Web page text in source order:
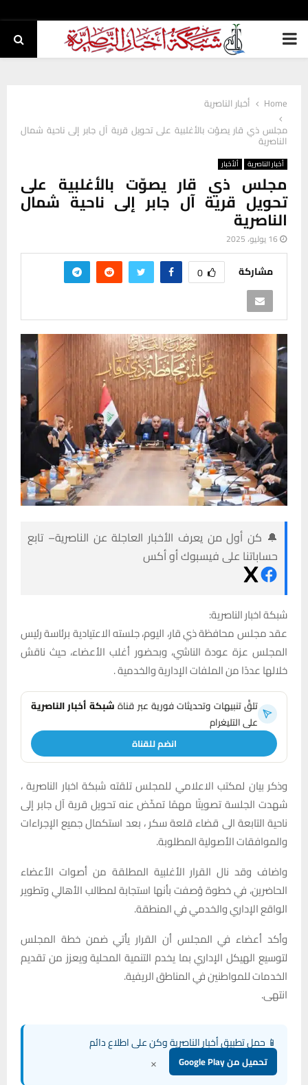
PRIMARY
Home
أخبار الناصرية
مجلس ذي قار يصوّت بالأغلبية على تحويل قرية آل جابر إلى ناحية شمال
الناصرية
أخبار الناصرية ألأخبار
مجلس ذي قار يصوّت بالأغلبية على
تحويل قرية آل جابر إلى ناحية شمال
الناصرية
16 يوليو، 2025
مشاركة 0
🔔 كن أول من يعرف الأخبار العاجلة عن الناصرية– تابع
حساباتنا على فيسبوك أو أكس
شبكة اخبار الناصرية:
عقد مجلس محافظة ذي قار، اليوم، جلسته الاعتيادية برئاسة رئيس
المجلس عزة عودة الناشي، وبحضور أغلب الأعضاء، حيث ناقش
خلالها عددًا من الملفات الإدارية والخدمية .
تلقَّ تنبيهات وتحديثات فورية عبر قناةشبكة أخبار الناصرية
على التليغرام
انضم للقناة
وذكر بيان لمكتب الاعلامي للمجلس تلقته شبكة اخبار الناصرية ،
شهدت الجلسة تصويتًا مهمًا تمخّض عنه تحويل قرية آل جابر إلى
ناحية التابعة الى قضاء قلعة سكر ، بعد استكمال جميع الإجراءات
والموافقات الأصولية المطلوبة.
واضاف وقد نال القرار الأغلبية المطلقة من أصوات الأعضاء
الحاضرين، في خطوة وُصفت بأنها استجابة لمطالب الأهالي وتطوير
الواقع الإداري والخدمي في المنطقة.
وأكد أعضاء في المجلس أن القرار يأتي ضمن خطة المجلس
لتوسيع الهيكل الإداري بما يخدم التنمية المحلية ويعزز من تقديم
الخدمات للمواطنين في المناطق الريفية.
انتهى.
📱 حمل تطبيق أخبار الناصرية وكن على اطلاع دائم
تحميل من Google Play ×